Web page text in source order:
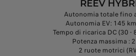
REEV
Autonomia totale fino
Autonomia EV: 145
Tempo di ricarica DC (30 -
Potenza massima :
2 ruote motrici